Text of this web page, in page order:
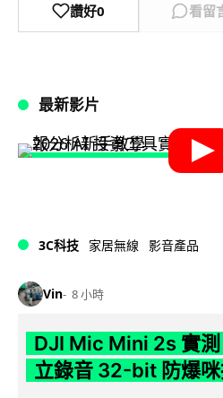
讚好0 看留
最新影片
3C科技 家居無線 影音產品
Vin 8 小時
DJI Mic Mini 2s 實
立錄音 32-bit 防爆